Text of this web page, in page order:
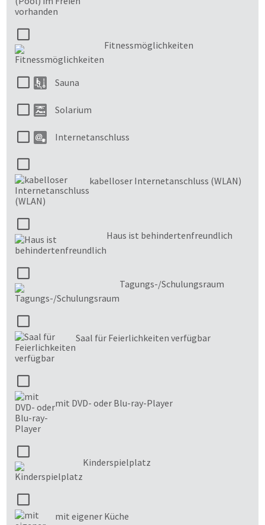
Fitnessmöglichkeiten
Sauna
Solarium
Internetanschluss
kabelloser Internetanschluss (WLAN)
Haus ist behindertenfreundlich
Tagungs-/Schulungsraum
Saal für Feierlichkeiten verfügbar
mit DVD- oder Blu-ray-Player
Kinderspielplatz
mit eigener Küche